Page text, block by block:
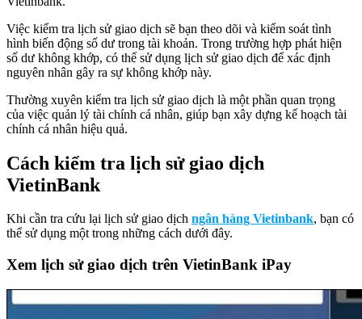
Việc kiểm tra lịch sử giao dịch sẽ bạn theo dõi và kiểm soát tình
hình biến động số dư trong tài khoản. Trong trường hợp phát hiện
số dư không khớp, có thể sử dụng lịch sử giao dịch để xác định
nguyên nhân gây ra sự không khớp này.
Thường xuyên kiểm tra lịch sử giao dịch là một phần quan trọng
của việc quản lý tài chính cá nhân, giúp bạn xây dựng kế hoạch tài
chính cá nhân hiệu quả.
Cách kiểm tra lịch sử giao dịch
VietinBank
Khi cần tra cứu lại lịch sử giao dịch ngân hàng Vietinbank, bạn có
thể sử dụng một trong những cách dưới đây.
Xem lịch sử giao dịch trên VietinBank iPay